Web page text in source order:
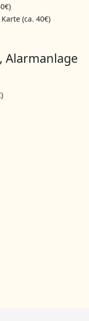
(ca. 40€)
Alarmanlage